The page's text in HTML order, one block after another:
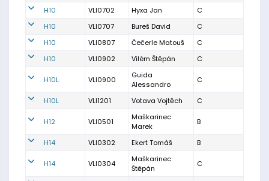
H10
VLI0702 Hyxa Jan
C
H10
VLI0707 Bureš David
C
H10
VLI0807 Čečerle Matouš
C
H10
VLI0902 Vilém Štěpán C
H10L VLI0900
Guida
Alessandro
C
H10L VLI1201 Votava Vojtěch C
H12 VLI0501
Maškarinec
Marek
B
H14 VLI0302 Ekert Tomáš B
H14 VLI0304
Maškarinec
Štěpán
C